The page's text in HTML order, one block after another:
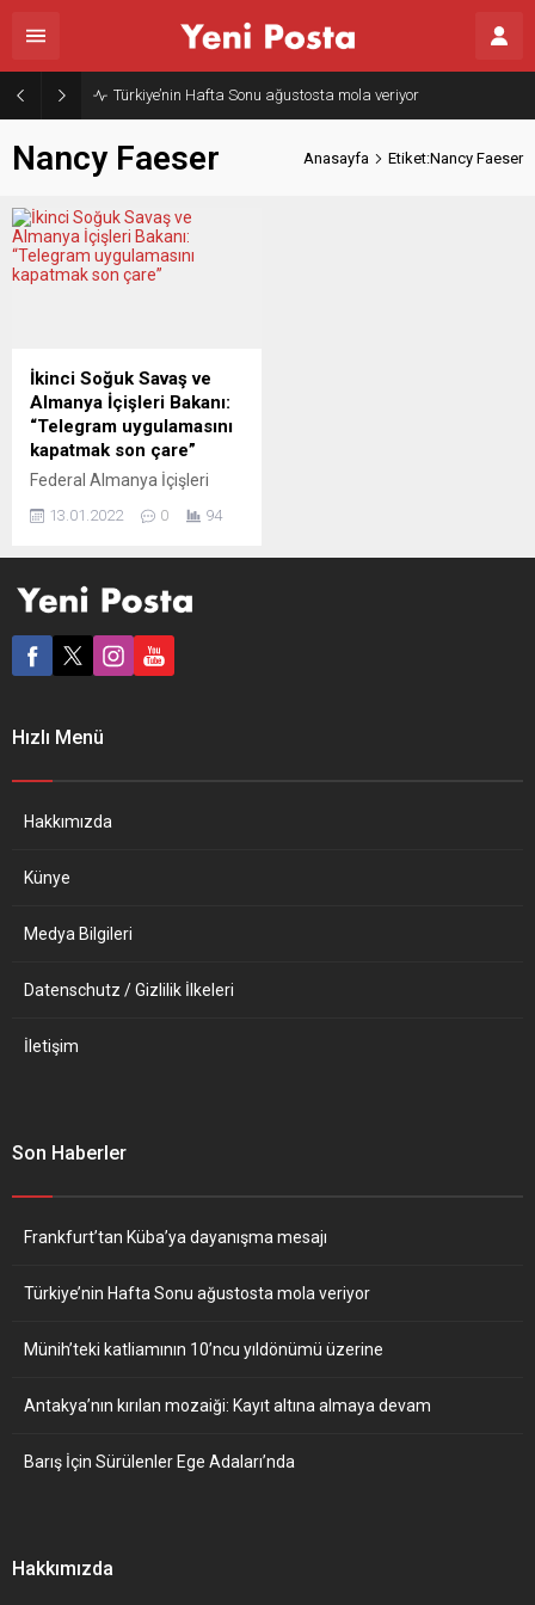
Türkiye’nin Hafta Sonu ağustosta mola veriyor
Nancy Faeser Anasayfa Etiket:Nancy Faeser
İkinci Soğuk Savaş ve
Almanya İçişleri Bakanı:
“Telegram uygulamasını
kapatmak son çare”
Federal Almanya İçişleri
yasalarına uymaması
son çare olarak
Nancy Faeser, Alman
güvenlik birimlerinin, aşırı
internet üzerinden nefret
Telegram mesajlaşma
bulundu. “1 Şubat’tan
13.01.2022 0 94
Hızlı Menü
Hakkımızda
Künye
Medya Bilgileri
Datenschutz / Gizlilik İlkeleri
İletişim
Son Haberler
Frankfurt’tan Küba’ya dayanışma mesajı
Türkiye’nin Hafta Sonu ağustosta mola veriyor
Münih’teki katliamının 10’ncu yıldönümü üzerine
Antakya’nın kırılan mozaiği: Kayıt altına almaya devam
Barış İçin Sürülenler Ege Adaları’nda
Hakkımızda